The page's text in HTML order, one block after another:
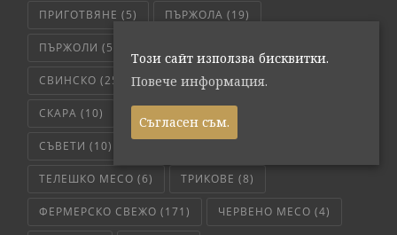
ПРИГОТВЯНЕ (5) ПЪРЖОЛА (19)
ПЪРЖОЛИ (5)
СВИНСКО (25) СВИНСКО МЕСО(36)
СКАРА (10)
СЪВЕТИ (10)
ТЕЛЕШКО МЕСО (6) ТРИКОВЕ (8)
ФЕРМЕРСКО СВЕЖО (171) ЧЕРВЕНО МЕСО (4)
Този сайт използва бисквитки.
Повече информация.
Съгласен съм.